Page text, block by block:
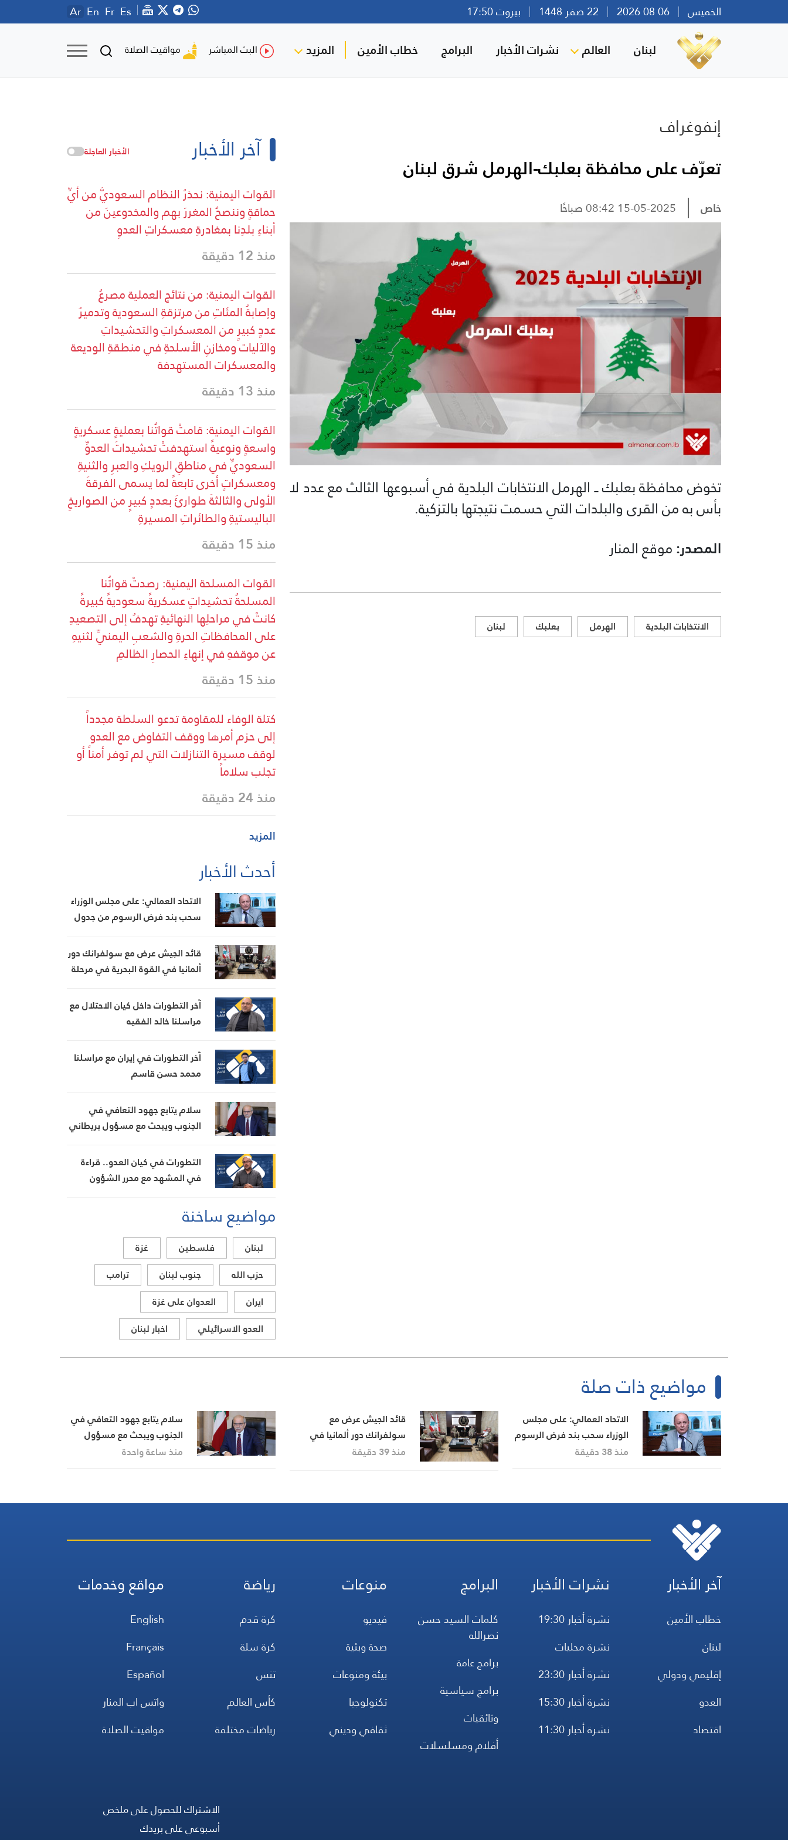
الخميس بيروت 17:50 Ar En Fr Es
لبنان العالم نشرات الأخبار البرامج خطاب الأمين المزيد البث المباشر مواقيت الصلاة
إنفوغراف
تعرّف على محافظة بعلبك-الهرمل شرق لبنان
خاص 15-05-2025 08:42 صباحًا
تخوض محافظة بعلبك ــ الهرمل الانتخابات البلدية في أسبوعها الثالث مع عدد لا
بأس به من القرى والبلدات التي حسمت نتيجتها بالتزكية.
المصدر:موقع المنار
الانتخابات البلدية الهرمل بعلبك لبنان
آخر الأخبار الأخبار العاجلة
القوات اليمنية: نحذرُ النظام السعوديَّ من أيِّ
حماقةٍ وننصحُ المغررَ بهم والمخدوعينَ من
أبناءِ بلدِنا بمغادرةِ معسكراتِ العدوِ
منذ 12 دقيقة
القوات اليمنية: من نتائج العملية مصرعُ
وإصابةُ المئاتِ من مرتزقةِ السعودية وتدميرُ
عددٍ كبيرٍ من المعسكراتِ والتحشيداتِ
والآليات ومخازنِ الأسلحةِ في منطقةِ الوديعة
والمعسكرات المستهدفة
منذ 13 دقيقة
القوات اليمنية: قامتْ قواتُنا بعمليةٍ عسكريةٍ
واسعةٍ ونوعيةً استهدفتْ تحشيداتَ العدوِّ
السعوديِّ في مناطقِ الرويكِ والعبرِ والثنيةِ
ومعسكراتٍ أخرى تابعةً لما يسمى الفرقةَ
الأولى والثالثةَ طوارئَ بعددٍ كبيرٍ من الصواريخِ
الباليستيةِ والطائراتِ المسيرةِ
منذ 15 دقيقة
القوات المسلحة اليمنية: رصدتْ قواتُنا
المسلحةُ تحشيداتٍ عسكريةً سعوديةً كبيرةً
كانتْ في مراحلِها النهائيةِ تهدفُ إلى التصعيدِ
على المحافظاتِ الحرةِ والشعبِ اليمنيِّ لثنيهِ
عن موقفهِ في إنهاءِ الحصارِ الظالمِ
منذ 15 دقيقة
كتلة الوفاء للمقاومة تدعو السلطة مجدداً
إلى حزم أمرها ووقف التفاوض مع العدو
لوقف مسيرة التنازلات التي لم توفر أمناً أو
تجلب سلاماً
منذ 24 دقيقة
المزيد
أحدث الأخبار
الاتحاد العمالي: على مجلس الوزراء
سحب بند فرض الرسوم من جدول
قائد الجيش عرض مع سولفرانك دور
ألمانيا في القوة البحرية في مرحلة
آخر التطورات داخل كيان الاحتلال مع
مراسلنا خالد الفقيه
آخر التطورات في إيران مع مراسلنا
محمد حسن قاسم
سلام يتابع جهود التعافي في
الجنوب ويبحث مع مسؤول بريطاني
التطورات في كيان العدو.. قراءة
في المشهد مع محرر الشؤون
مواضيع ساخنة
لبنان فلسطين
غزة
حزب الله
جنوب لبنان
ترامب
ايران
العدوان على غزة
العدو الاسرائيلي
اخبار لبنان
مواضيع ذات صلة
الاتحاد العمالي: على مجلس
الوزراء سحب بند فرض الرسوم
من جدول أعماله غدا وإلا
منذ 38 دقيقة
قائد الجيش عرض مع
سولفرانك دور ألمانيا في
القوة البحرية في مرحلة ما بعد
منذ 39 دقيقة
سلام يتابع جهود التعافي في
الجنوب ويبحث مع مسؤول
بريطاني تطورات الأوضاع في
منذ ساعة واحدة
آخر الأخبار
خطاب الأمين
لبنان
إقليمي ودولي
العدو
اقتصاد
نشرات الأخبار
نشرة أخبار 19:30
نشرة محليات
نشرة أخبار 23:30
نشرة أخبار 15:30
نشرة أخبار 11:30
البرامج
كلمات السيد حسن
نصرالله
برامج عامة
برامج سياسية
وثائقيات
أفلام ومسلسلات
منوعات
فيديو
صحة وبئية
بيئة ومنوعات
تكنولوجيا
ثقافي وديني
رياضة
كرة قدم
كرة سلة
تنس
كأس العالم
رياضات مختلفة
مواقع وخدمات
English
Français
Español
واتس اب المنار
مواقيت الصلاة
الاشتراك للحصول على ملخص
أسبوعي على بريدك